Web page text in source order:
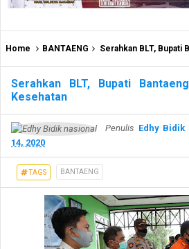
Home BANTAENG Serahkan BLT, Bupati
Serahkan BLT, Bupati
Kesehatan
Penulis Edhy Bidik
14, 2020
TAGS BANTAENG